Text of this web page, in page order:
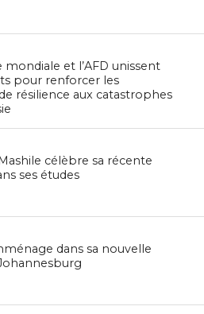
mondiale et l’AFD unissent
pour renforcer les
résilience aux catastrophes
célèbre sa récente
ses études
dans sa nouvelle